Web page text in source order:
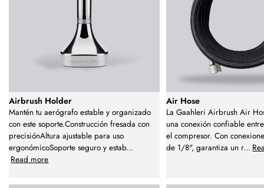
Airbrush Holder
Mantén tu aerógrafo estable y organizado
con este soporte.Construcción fresada con
precisiónAltura ajustable para uso
ergonómicoSoporte seguro y estab...
Read more
Air Hose
La Gaahleri Airbrush Air
una conexión confiable
el compresor. Con
de 1/8", garantiza un r...